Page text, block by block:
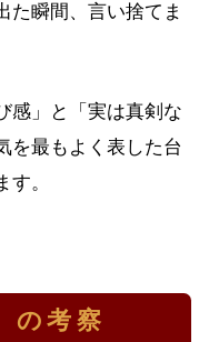
た瞬間、言い捨てま
感」と「実は真剣な
を最もよく表した台
。
の考察